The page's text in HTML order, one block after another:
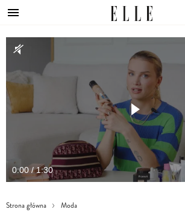
0:00 / 1:30
Strona główna Moda